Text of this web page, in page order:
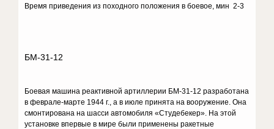
Время приведения из походного положения в боевое, мин 2-3
БМ-31-12
Боевая машина реактивной артиллерии БМ-31-12 разработана
в феврале-марте 1944 г., а в июле принята на вооружение. Она
смонтирована на шасси автомобиля «Студебекер». На этой
установке впервые в мире были применены ракетные